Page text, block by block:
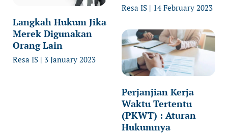
Langkah Hukum Jika
Merek Digunakan
Orang Lain
Resa IS 3 January 2023
Resa IS 14 February 2023
Perjanjian Kerja
Waktu Tertentu
(PKWT) : Aturan
Hukumnya